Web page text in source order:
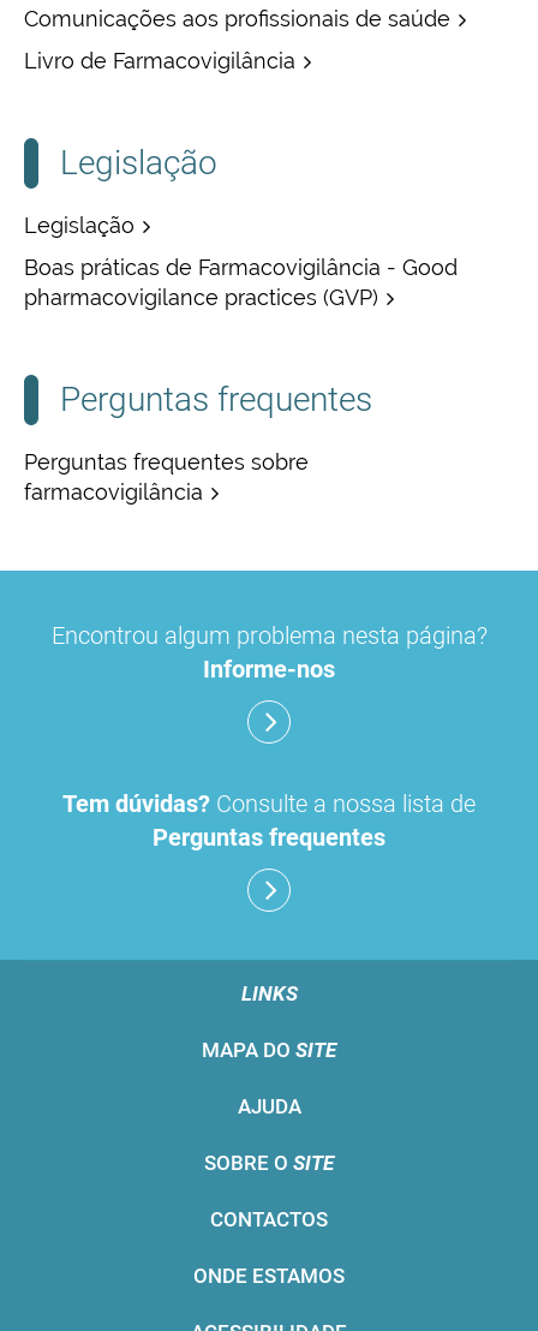
Comunicações aos profissionais de saúde
Livro de Farmacovigilância
Legislação
Legislação
Boas práticas de Farmacovigilância - Good
pharmacovigilance practices (GVP)
Perguntas frequentes
Perguntas frequentes sobre
farmacovigilância
Encontrou algum problema nesta página?
Informe-nos
Tem dúvidas? Consulte a nossa lista de
Perguntas frequentes
LINKS
MAPA DO SITE
AJUDA
SOBRE O SITE
CONTACTOS
ONDE ESTAMOS